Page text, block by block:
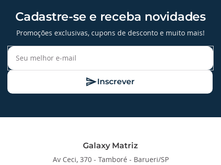
Cadastre-se e receba novidades
Promoções exclusivas, cupons de desconto e muito mais!
Inscrever
Galaxy Matriz
Av Ceci, 370 - Tamboré - Barueri/SP